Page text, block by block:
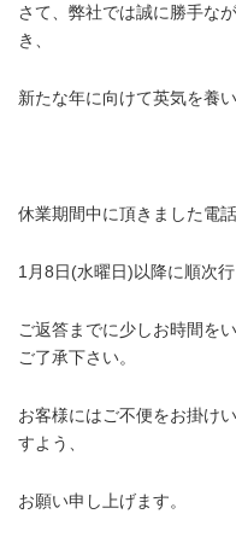
さて、弊社では誠に勝手な
き、
新たな年に向けて英気を養
休業期間中に頂きました電
1月8日(水曜日)以降に順次行
ご返答までに少しお時間を
ご了承下さい。
お客様にはご不便をお掛け
すよう、
お願い申し上げます。